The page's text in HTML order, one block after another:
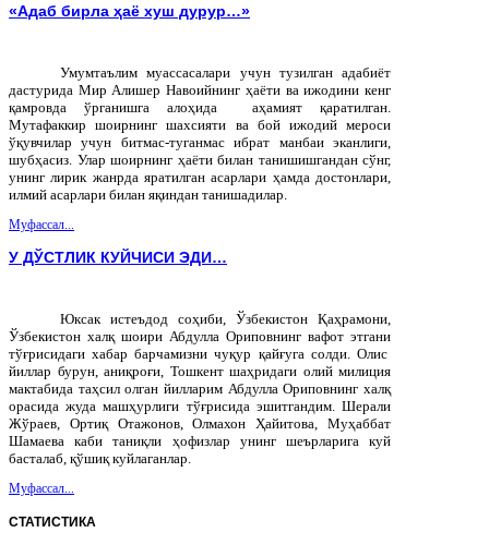
«Адаб бирла ҳаё хуш дурур…»
Умумтаълим муассасалари учун тузилган адабиёт
дастурида Мир Алишер Навоийнинг ҳаёти ва ижодини кенг
қамровда ўрганишга алоҳида аҳамият қаратилган.
Мутафаккир шоирнинг шахсияти ва бой ижодий мероси
ўқувчилар учун битмас-туганмас ибрат манбаи эканлиги,
шубҳасиз. Улар шоирнинг ҳаёти билан танишишгандан сўнг,
унинг лирик жанрда яратилган асарлари ҳамда достонлари,
илмий асарлари билан яқиндан танишадилар.
Муфассал...
У ДЎСТЛИК КУЙЧИСИ ЭДИ…
Юксак истеъдод соҳиби ,Ўзбекистон Қаҳрамони
Ўзбекистон халқ шоири Абдулла Ориповнинг вафот этгани
тўғрисидаги хабар барчамизни чуқур қайғуга солди. Олис
йиллар бурун, аниқроғи, Тошкент шаҳридаги олий милиция
мактабида таҳсил олган йилларим Абдулла Ориповнинг халқ
орасида жуда машҳурлиги тўғрисида эшитгандим. Шерали
Жўраев, Ортиқ Отажонов, Олмахон Ҳайитова, Муҳаббат
Шамаева каби таниқли ҳофизлар унинг шеърларига куй
басталаб, қўшиқ куйлаганлар.
Муфассал...
СТАТИСТИКА